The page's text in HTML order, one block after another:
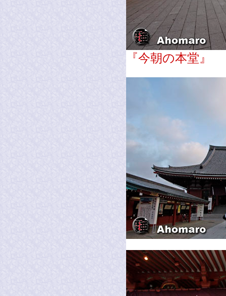
『今朝の本堂』